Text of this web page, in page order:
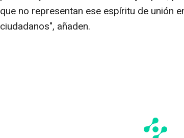
que no representan ese espíritu de unión
ciudadanos", añaden.